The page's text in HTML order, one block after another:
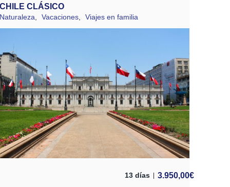
CHILE CLÁSICO
Naturaleza Vacaciones, Viajes en familia
13 días 3.950,00€